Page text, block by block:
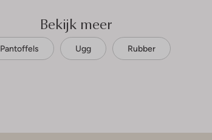
Bekijk meer
Pantoffels Ugg Rubber